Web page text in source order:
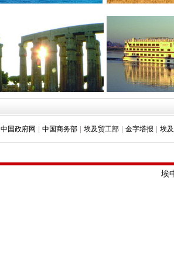
中国政府网 中国商务部 埃及贸工部 金字塔报 埃
埃